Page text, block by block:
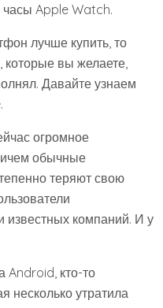
часы Apple Watch.
лучше купить, то
которые вы желаете,
Давайте узнаем
огромное
обычные
теряют свою
известных компаний. И у
Android, кто-то
несколько утратила